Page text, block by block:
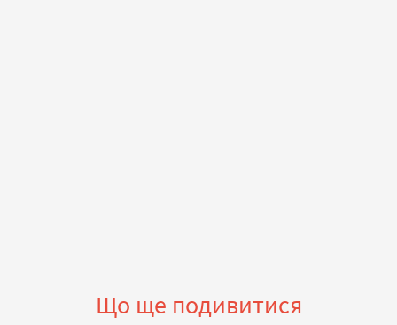
Що ще подивитися